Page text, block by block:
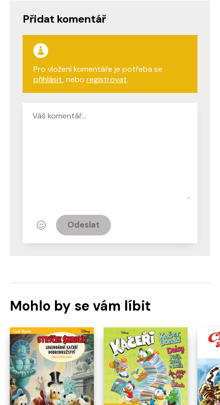
Přidat komentář
Pro vložení komentáře je potřeba se
přihlásit, nebo registrovat.
Odeslat
Mohlo by se vám líbit